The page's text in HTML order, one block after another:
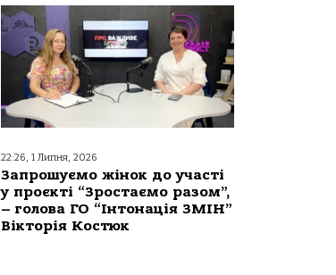
22:26, 1 Липня, 2026
Запрошуємо жінок до участі
у проєкті “Зростаємо разом”,
– голова ГО “Інтонація ЗМІН”
Вікторія Костюк